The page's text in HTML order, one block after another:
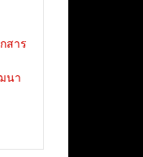
สาร
นา